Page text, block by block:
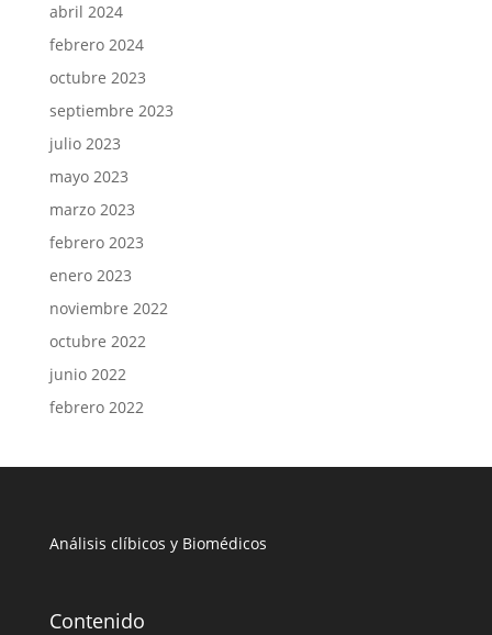
abril 2024
febrero 2024
octubre 2023
septiembre 2023
julio 2023
mayo 2023
marzo 2023
febrero 2023
enero 2023
noviembre 2022
octubre 2022
junio 2022
febrero 2022
Análisis clíbicos y Biomédicos
Contenido